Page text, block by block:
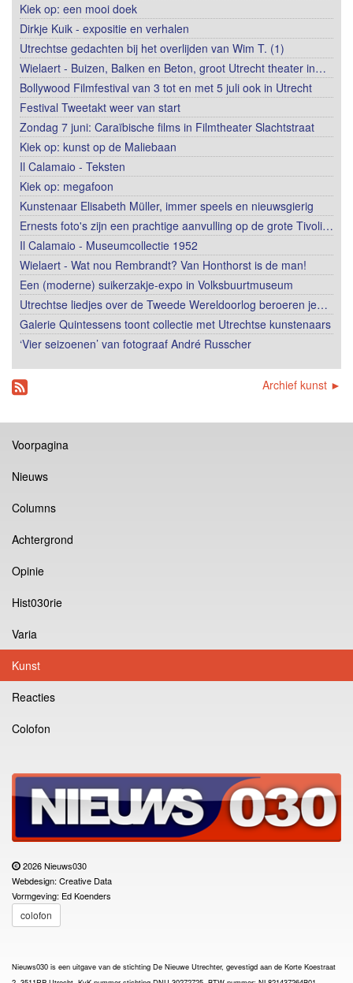
Kiek op: een mooi doek
Dirkje Kuik - expositie en verhalen
Utrechtse gedachten bij het overlijden van Wim T. (1)
Wielaert - Buizen, Balken en Beton, groot Utrecht theater in…
Bollywood Filmfestival van 3 tot en met 5 juli ook in Utrecht
Festival Tweetakt weer van start
Zondag 7 juni: Caraïbische films in Filmtheater Slachtstraat
Kiek op: kunst op de Maliebaan
Il Calamaio - Teksten
Kiek op: megafoon
Kunstenaar Elisabeth Müller, immer speels en nieuwsgierig
Ernests foto's zijn een prachtige aanvulling op de grote Tivoli…
Il Calamaio - Museumcollectie 1952
Wielaert - Wat nou Rembrandt? Van Honthorst is de man!
Een (moderne) suikerzakje-expo in Volksbuurtmuseum
Utrechtse liedjes over de Tweede Wereldoorlog beroeren je…
Galerie Quintessens toont collectie met Utrechtse kunstenaars
‘Vier seizoenen’ van fotograaf André Russcher
Archief kunst ►
Voorpagina
Nieuws
Columns
Achtergrond
Opinie
Hist030rie
Varia
Kunst
Reacties
Colofon
2026 Nieuws030
Webdesign: Creative Data
Vormgeving: Ed Koenders
colofon
Nieuws030 is een uitgave van de stichting De Nieuwe Utrechter, gevestigd aan de Korte Koestraat